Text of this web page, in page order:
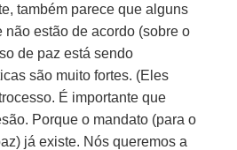
também parece que alguns
não estão de acordo (sobre o
de paz está sendo
são muito fortes. (Eles
É importante que
Porque o mandato (para o
já existe. Nós queremos a